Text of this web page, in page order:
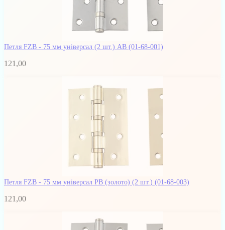
Петля FZB - 75 мм універсал (2 шт.) AB (01-68-001)
121,00
Петля FZB - 75 мм універсал PB (золото) (2 шт.) (01-68-003)
121,00